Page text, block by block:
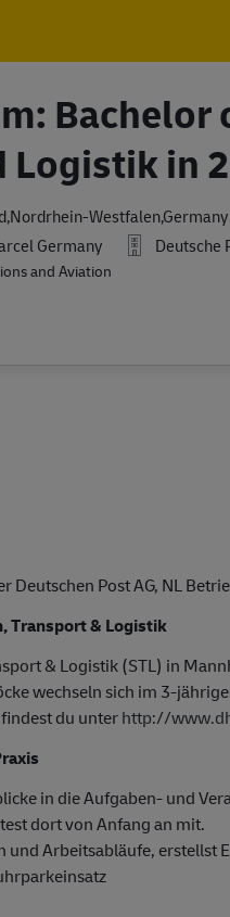
Logistik in
Westfalen,Germany
Germany Deutsche
and Aviation
Deutschen Post AG, NL
Transport & Logistik
& Logistik (STL) in
wechseln sich im 3-
du unterhttp://
in die Aufgaben- und
dort von Anfang an mit.
und Arbeitsabläufe,